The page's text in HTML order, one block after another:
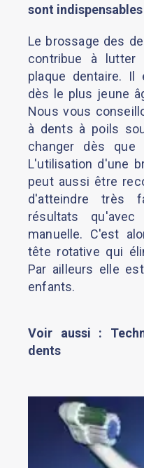
sont indispensables
Le brossage des
contribue à lutter
plaque dentaire. Il
dès le plus jeune
Nous vous
à dents à poils
changer dès que
L'utilisation d'une
peut aussi être
d'atteindre très
résultats
manuelle. C'est
tête rotative qui
Par ailleurs elle
enfants.
Voir aussi :
dents